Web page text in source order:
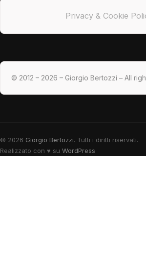
Privacy & Cookie
© 2012 – 2026 – Giorgio Bertozzi – All
© 2026 Giorgio Bertozzi. Tutti i diritti riservati.
Realizzato con ♥ su WordPress